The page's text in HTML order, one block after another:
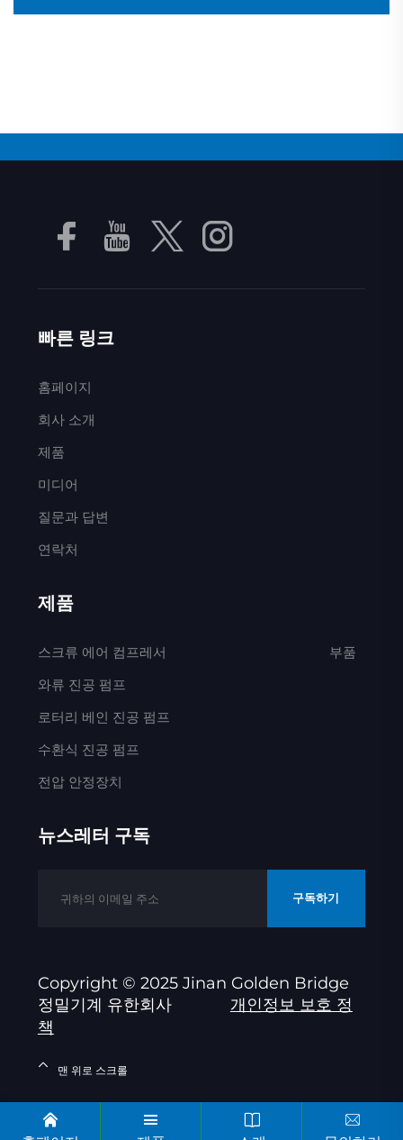
빠른 링크
홈페이지
회사 소개
제품
미디어
질문과 답변
연락처
제품
스크류 에어 컴프레서
와류 진공 펌프
로터리 베인 진공 펌프
수환식 진공 펌프
전압 안정장치
부품
뉴스레터 구독
구독하기
Copyright © 2025 Jinan Golden Bridge
정밀기계 유한회사
개인정보 보호 정
책
맨 위로 스크롤